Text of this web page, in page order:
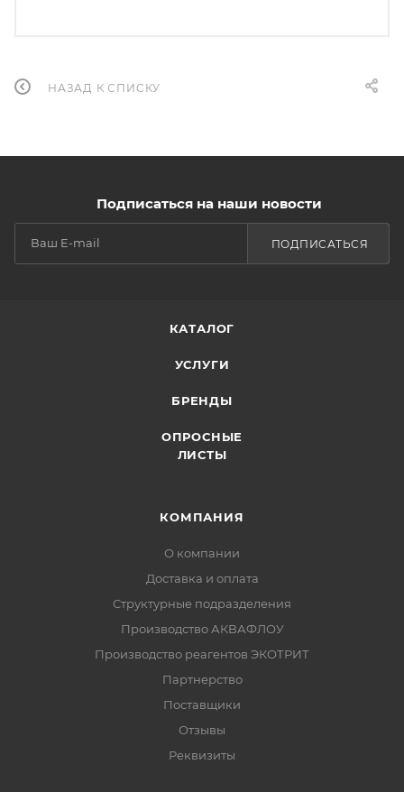
НАЗАД К СПИСКУ
Подписаться на наши новости
ПОДПИСАТЬСЯ
КАТАЛОГ
УСЛУГИ
БРЕНДЫ
ОПРОСНЫЕ
ЛИСТЫ
КОМПАНИЯ
О компании
Доставка и оплата
Структурные подразделения
Производство АКВАФЛОУ
Производство реагентов ЭКОТРИТ
Партнерство
Поставщики
Отзывы
Реквизиты